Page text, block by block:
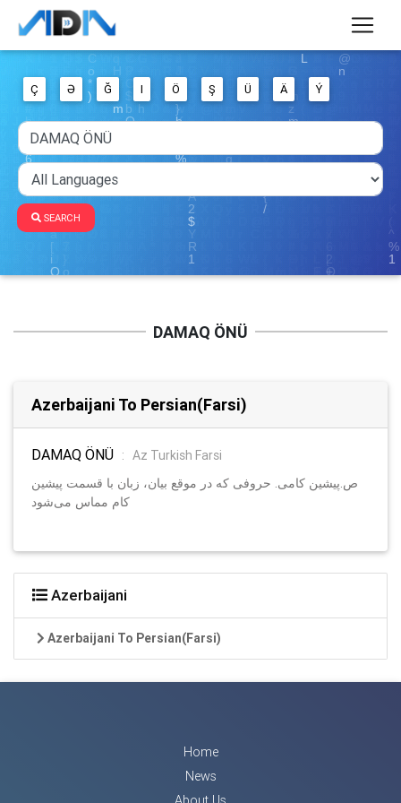
Ç Ə Ğ I Ö Ş Ü Ä Ý
SEARCH
DAMAQ ÖNÜ
Azerbaijani To Persian(Farsi)
DAMAQ ÖNÜ : Az Turkish Farsi
ص.پیشین کامی. حروفی که در موقع بیان، زبان با قسمت پیشین
کام مماس می‌شود
Azerbaijani
Azerbaijani To Persian(Farsi)
Home
News